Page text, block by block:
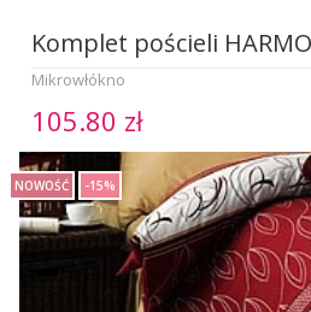
Komplet pościeli
Mikrowłókno
105.80 zł
NOWOŚĆ -15%